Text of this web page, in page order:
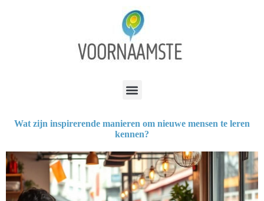
Wat zijn inspirerende manieren om nieuwe mensen te leren
kennen?